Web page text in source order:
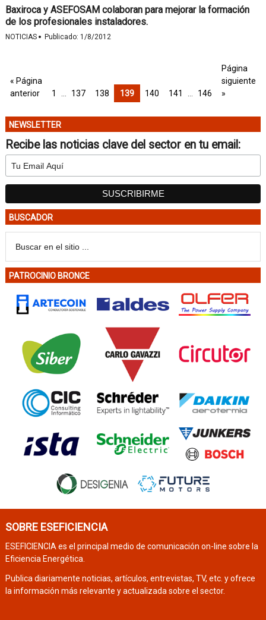
Baxiroca y ASEFOSAM colaboran para mejorar la formación
de los profesionales instaladores.
NOTICIAS · Publicado: 1/8/2012
« Página
anterior
1 137 138 139 140 141 146
Página
siguiente
»
NEWSLETTER
Recibe las noticias clave del sector en tu email:
BUSCADOR
PATROCINIO BRONCE
SOBRE ESEFICIENCIA
ESEFICIENCIA es el principal medio de comunicación on-line sobre la
Eficiencia Energética.
Publica diariamente noticias, artículos, entrevistas, TV, etc. y ofrece
la información más relevante y actualizada sobre el sector.